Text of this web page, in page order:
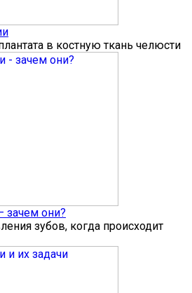
в костную ткань челюсти
зачем они?
зубов, когда происходит